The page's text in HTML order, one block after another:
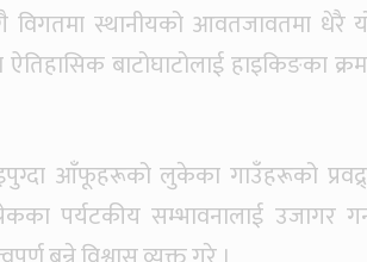
विगतमा स्थानीयको आवतजावतमा धेरै
बाटोघाटोलाई हाइकिङका
आँफूहरूको लुकेका गाउँहरूको
पर्यटकीय सम्भावनालाई